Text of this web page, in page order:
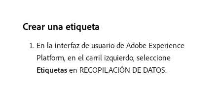
Crear una etiqueta
En la interfaz de usuario de Adobe Experience
Platform, en el carril izquierdo, seleccione
Etiquetas en RECOPILACIÓN DE DATOS.